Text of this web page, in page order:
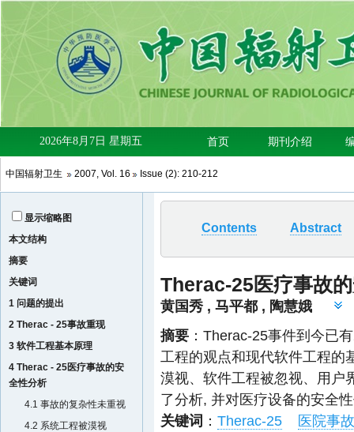
中国辐射卫生 2007, Vol. 16 Issue (2): 210-212
显示缩略图
本文结构
摘要
关键词
1 问题的提出
2 Therac - 25事故重现
3 软件工程基本原理
4 Therac - 25医疗事故的安
全性分析
4.1 事故的复杂性未重视
4.2 系统工程被漠视
Contents Abstract
Therac-25医疗事故
黄国秀 , 马平都, 陶慧娥
摘要 ：Therac-25事件到今已
工程的观点和现代软件工程的
漠视、软件工程被忽视、用户
了分析, 并对医疗设备的安全
关键词 ： Therac-25 医院事故